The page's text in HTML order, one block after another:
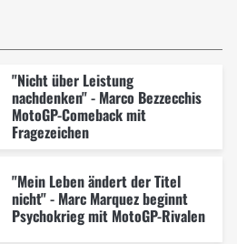
"Nicht über Leistung
nachdenken" - Marco Bezzecchis
MotoGP-Comeback mit
Fragezeichen
"Mein Leben ändert der Titel
nicht" - Marc Marquez beginnt
Psychokrieg mit MotoGP-Rivalen